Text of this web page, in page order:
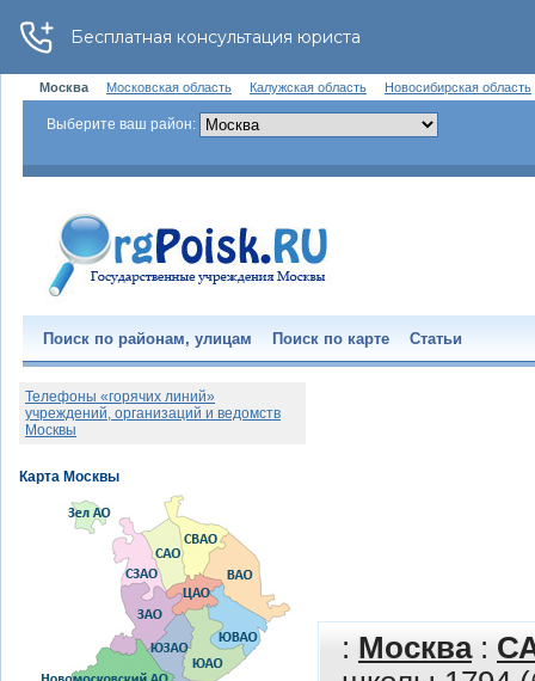
Москва Московская область Калужская область Новосибирская область
Выберите ваш район:
Поиск по районам, улицам Поиск по карте Статьи
: Москва:
Телефоны «горячих линий»
учреждений, организаций и ведомств
Москвы